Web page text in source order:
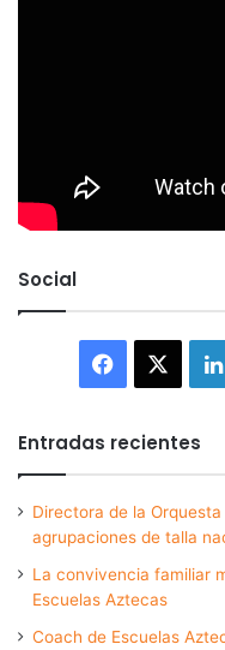
Social
Facebook
Entradas recientes
Directora de la
agrupaciones de talla
La convivencia familiar
Escuelas Aztecas
Coach de Escuelas